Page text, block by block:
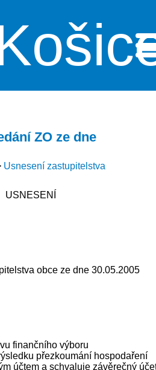
ZO ze dne
Usnesení zastupitelstva
USNESENÍ
obce ze dne 30.05.2005
finančního výboru
přezkoumání hospodaření
účtem a schvaluje závěrečný